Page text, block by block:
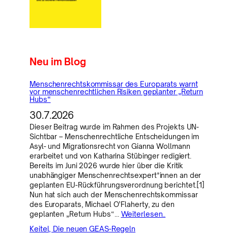
Neu im Blog
Menschenrechtskommissar des Europarats warnt
vor menschenrechtlichen Risiken geplanter „Return
Hubs“
30.7.2026
Dieser Beitrag wurde im Rahmen des Projekts UN-
Sichtbar – Menschenrechtliche Entscheidungen im
Asyl- und Migrationsrecht von Gianna Wollmann
erarbeitet und von Katharina Stübinger redigiert.
Bereits im Juni 2026 wurde hier über die Kritik
unabhängiger Menschenrechtsexpert*innen an der
geplanten EU-Rückführungsverordnung berichtet.[1]
Nun hat sich auch der Menschenrechtskommissar
des Europarats, Michael O’Flaherty, zu den
geplanten „Return Hubs“… Weiterlesen..
Keitel, Die neuen GEAS-Regeln